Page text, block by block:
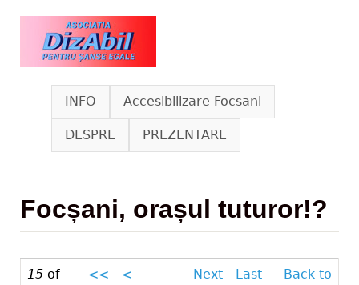
Skip to main content
www.dizabil.eu
INFO Accesibilizare Focsani
DESPRE PREZENTARE
Focșani, orașul tuturor!?
15 of
<<
<
Next
Last
Back to